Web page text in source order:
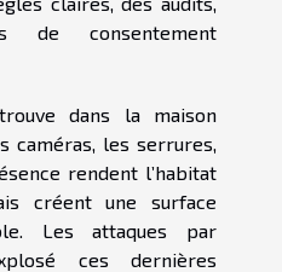
de consentement
dans la maison
caméras, les serrures,
rendent l’habitat
créent une surface
Les attaques par
ces dernières